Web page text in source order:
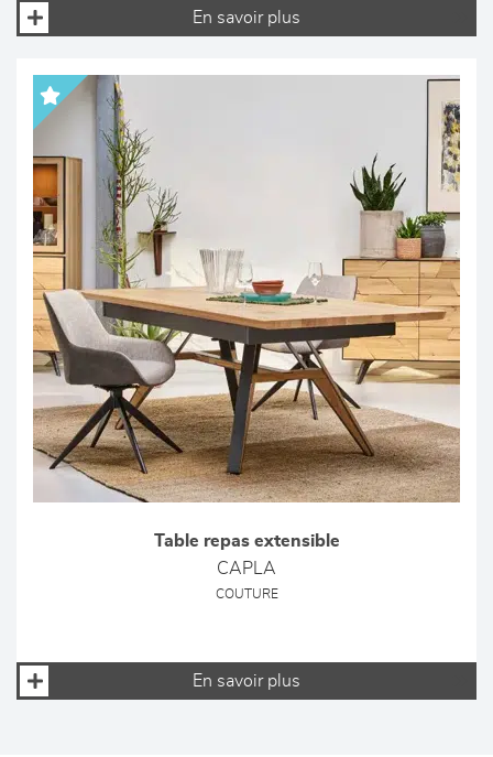
En savoir plus
Table repas extensible
CAPLA
COUTURE
En savoir plus